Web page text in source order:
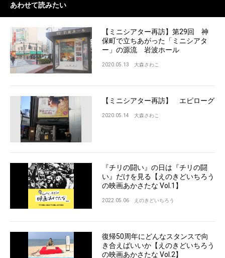
あわせて読みたい
【ミニシアター再訪】第29回 神
保町で立ちあがった「ミニシアタ
ー」の源流 岩波ホール
2020.05.13 大森さわこ
【ミニシアター再訪】 エピローグ
2020.05.14 大森さわこ
『チリの闘い』の日は『チリの闘
い』だけを見る【えのきどいちろう
の映画あかさたな Vol.1】
2022.05.06 えのきどいちろう
復帰50周年にどんなスタンスで向
き合えばいいか【えのきどいちろう
の映画あかさたな Vol.2】